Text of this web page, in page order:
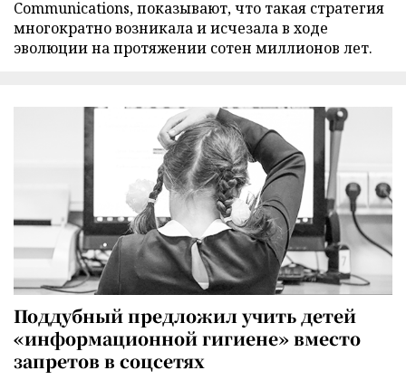
Communications, показывают, что такая стратегия
многократно возникала и исчезала в ходе
эволюции на протяжении сотен миллионов лет.
Поддубный предложил учить детей
«информационной гигиене» вместо
запретов в соцсетях